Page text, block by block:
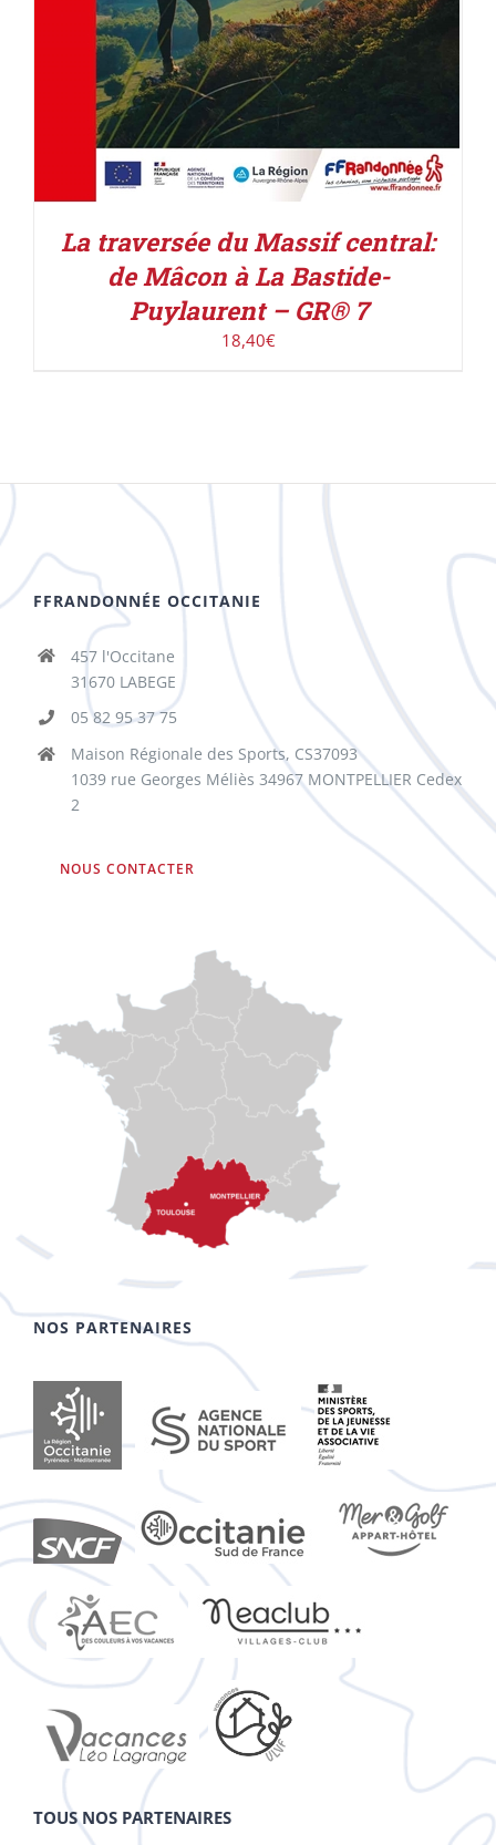
La traversée du Massif central:
de Mâcon à La Bastide-
Puylaurent – GR® 7
18,40€
FFRANDONNÉE OCCITANIE
457 l'Occitane
31670 LABEGE
05 82 95 37 75
Maison Régionale des Sports, CS37093
1039 rue Georges Méliès 34967 MONTPELLIER Cedex
2
NOUS CONTACTER
NOS PARTENAIRES
TOUS NOS PARTENAIRES